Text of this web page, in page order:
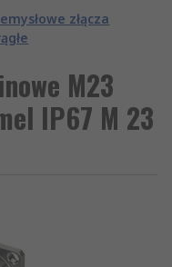
złącza
M23
IP67 M 23